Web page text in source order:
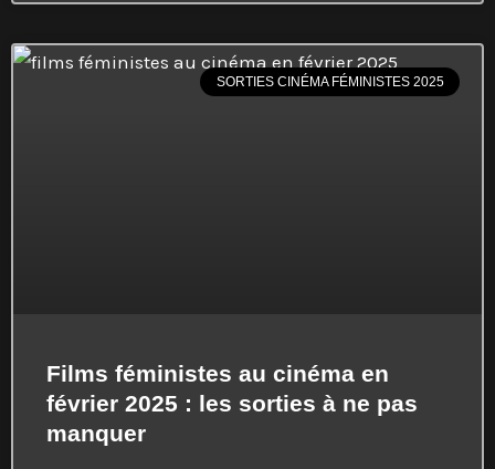
SORTIES CINÉMA FÉMINISTES 2025
Films féministes au cinéma en
février 2025 : les sorties à ne pas
manquer